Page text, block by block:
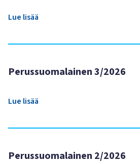
Lue lisää
Perussuomalainen 3/2026
Lue lisää
Perussuomalainen 2/2026